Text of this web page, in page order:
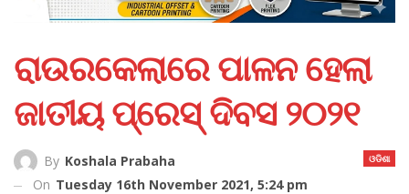
ରାଉରକେଲାରେ ପାଳନ ହେଲା
ଜାତୀୟ ପ୍ରେସ୍ ଦିବସ ୨୦୨୧
ଓଡିଶା
By Koshala Prabaha
On Tuesday 16th November 2021, 5:24 pm